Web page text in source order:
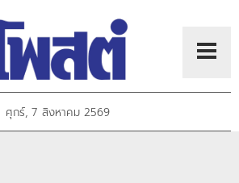
ศุกร์, 7 สิงหาคม 2569